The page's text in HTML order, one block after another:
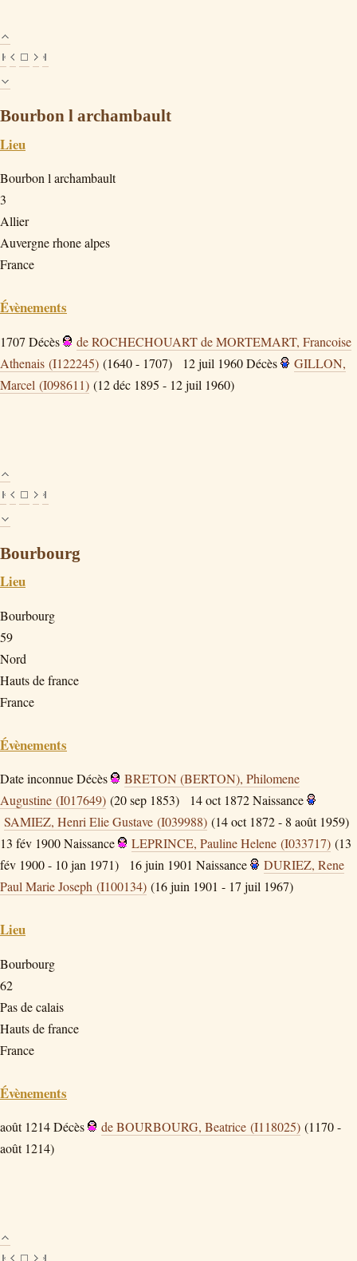
Bourbon l archambault
Lieu
Bourbon l archambault
3
Allier
Auvergne rhone alpes
France
Évènements
1707 Décès
de ROCHECHOUART de MORTEMART, Francoise
Athenais (I122245) (1640 - 1707) 12 juil 1960Décès
GILLON,
Marcel (I098611) (12 déc 1895 - 12 juil 1960)
Bourbourg
Lieu
Bourbourg
59
Nord
Hauts de france
France
Évènements
Date inconnueDécès
BRETON (BERTON), Philomene
Augustine (I017649) (20 sep 1853) 14 oct 1872Naissance
SAMIEZ, Henri Elie Gustave (I039988) (14 oct 1872 - 8 août 1959)
13 fév 1900Naissance LEPRINCE, Pauline Helene (I033717) (13
fév 1900 - 10 jan 1971)
16 juin 1901 Naissance
DURIEZ, Rene
Paul Marie Joseph (I100134) (16 juin 1901 - 17 juil 1967)
Lieu
Bourbourg
62
Pas de calais
Hauts de france
France
Évènements
août 1214Décès de BOURBOURG, Beatrice (I118025) (1170 -
août 1214)